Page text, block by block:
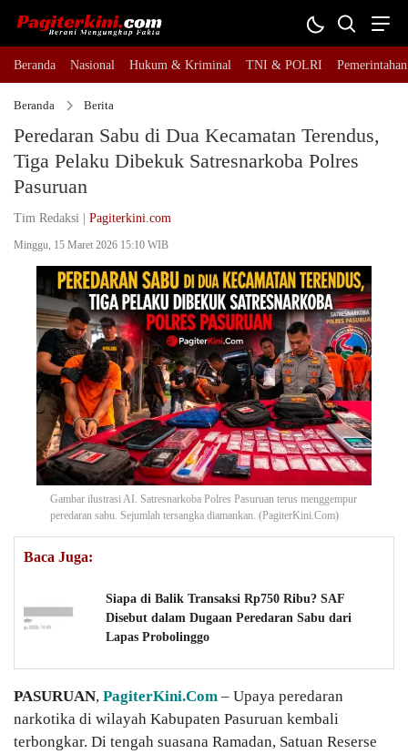
Beranda Nasional Hukum & Kriminal TNI & POLRI Pemerintahan
Beranda Berita
Peredaran Sabu di Dua Kecamatan Terendus,
Tiga Pelaku Dibekuk Satresnarkoba Polres
Pasuruan
Tim Redaksi | Pagiterkini.com
Minggu, 15 Maret 2026 15:10 WIB
Gambar ilustrasi AI. Satresnarkoba Polres Pasuruan terus menggempur
peredaran sabu. Sejumlah tersangka diamankan. (PagiterKini.Com)
Baca Juga:
Siapa di Balik Transaksi Rp750 Ribu? SAF
Disebut dalam Dugaan Peredaran Sabu dari
Lapas Probolinggo
PASURUAN, PagiterKini.Com – Upaya peredaran
narkotika di wilayah Kabupaten Pasuruan kembali
terbongkar. Di tengah suasana Ramadan, Satuan Reserse